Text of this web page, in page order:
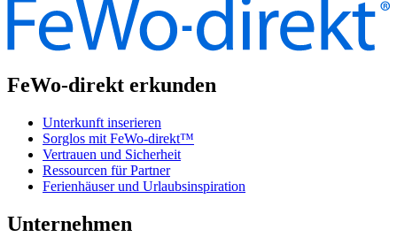
FeWo-direkt erkunden
Unterkunft inserieren
Sorglos mit FeWo-direkt™
Vertrauen und Sicherheit
Ressourcen für Partner
Ferienhäuser und Urlaubsinspiration
Unternehmen